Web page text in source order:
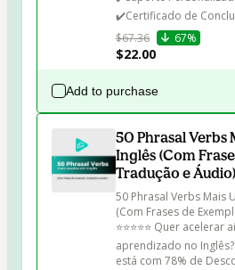
✔️Certificado de
$67.36
67%
$22.00
Add to purchase
50 Phrasal Verbs
Inglês (Com
Tradução e Áudio)
50 Phrasal Verbs Mais
(Com Frases de
⭐⭐⭐⭐⭐ Quer
aprendizado no
está com 78% de